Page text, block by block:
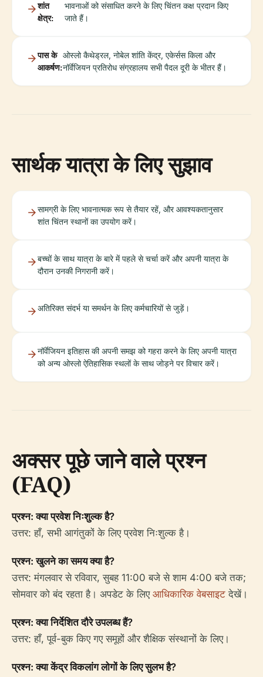
शांत
क्षेत्र:
भावनाओं को संसाधित करने के लिए चिंतन कक्ष प्रदान किए
जाते हैं।
पास के
आकर्षण:
ओस्लो कैथेड्रल, नोबेल शांति केंद्र, एकेर्सस किला और
नॉर्वेजियन प्रतिरोध संग्रहालय सभी पैदल दूरी के भीतर हैं।
सार्थक यात्रा के लिए सुझाव
सामग्री के लिए भावनात्मक रूप से तैयार रहें, और आवश्यकतानुसार
शांत चिंतन स्थानों का उपयोग करें।
बच्चों के साथ यात्रा के बारे में पहले से चर्चा करें और अपनी यात्रा के
दौरान उनकी निगरानी करें।
अतिरिक्त संदर्भ या समर्थन के लिए कर्मचारियों से जुड़ें।
नॉर्वेजियन इतिहास की अपनी समझ को गहरा करने के लिए अपनी यात्रा
को अन्य ओस्लो ऐतिहासिक स्थलों के साथ जोड़ने पर विचार करें।
अक्सर पूछे जाने वाले प्रश्न
(FAQ)
प्रश्न: क्या प्रवेश निःशुल्क है?
उत्तर: हाँ, सभी आगंतुकों के लिए प्रवेश निःशुल्क है।
प्रश्न: खुलने का समय क्या है?
उत्तर: मंगलवार से रविवार, सुबह 11:00 बजे से शाम 4:00 बजे तक;
सोमवार को बंद रहता है। अपडेट के लिए आधिकारिक वेबसाइट देखें।
प्रश्न: क्या निर्देशित दौरे उपलब्ध हैं?
उत्तर: हाँ, पूर्व-बुक किए गए समूहों और शैक्षिक संस्थानों के लिए।
प्रश्न: क्या केंद्र विकलांग लोगों के लिए सुलभ है?